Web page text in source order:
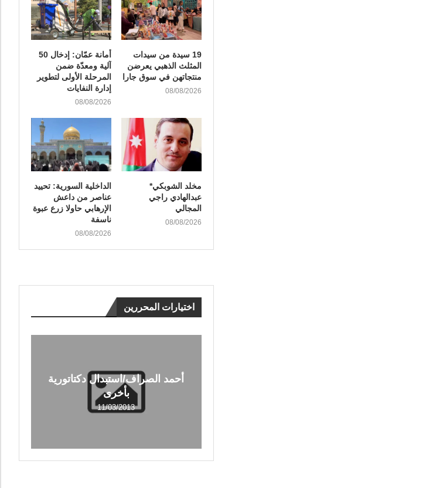
19 سيدة من سيدات
المثلث الذهبي يعرضن
منتجاتهن في سوق جارا
08/08/2026
أمانة عمّان: إدخال 50
آلية ومعدّة ضمن
المرحلة الأولى لتطوير
إدارة النفايات
08/08/2026
مخلد الشوبكي*
عبدالهادي راجي
المجالي
08/08/2026
الداخلية السورية: تحييد
عناصر من داعش
الإرهابي حاولا زرع عبوة
ناسفة
08/08/2026
اختيارات المحررين
أحمد الصراف/استبدال دكتاتورية
بأخرى
11/03/2013